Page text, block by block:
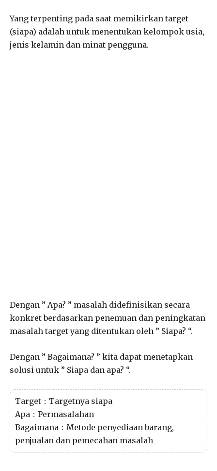
Yang terpenting pada saat memikirkan target
(siapa) adalah untuk menentukan kelompok usia,
jenis kelamin dan minat pengguna.
Dengan ” Apa? ” masalah didefinisikan secara
konkret berdasarkan penemuan dan peningkatan
masalah target yang ditentukan oleh ” Siapa? “.
Dengan ” Bagaimana? ” kita dapat menetapkan
solusi untuk ” Siapa dan apa? “.
Target：Targetnya siapa
Apa：Permasalahan
Bagaimana：Metode penyediaan barang,
penjualan dan pemecahan masalah